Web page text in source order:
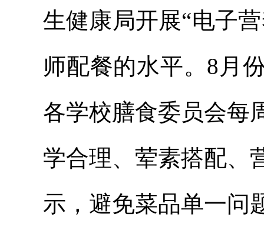
生健康局开展“电子
师配餐的水平。8月
各学校膳食委员会每
学合理、荤素搭配、
示，避免菜品单一问